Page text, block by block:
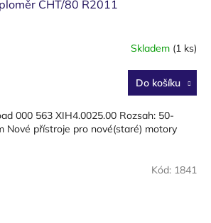
CHT/80 R2011
Skladem (1 ks)
Do košíku
000 563 XIH4.0025.00 Rozsah: 50-
Nové přístroje pro nové(staré) motory
Kód: 1841